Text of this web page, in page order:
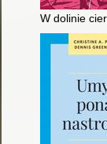
W dolinie